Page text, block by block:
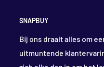
SNAPBUY
Bij ons draait alles om
uitmuntende